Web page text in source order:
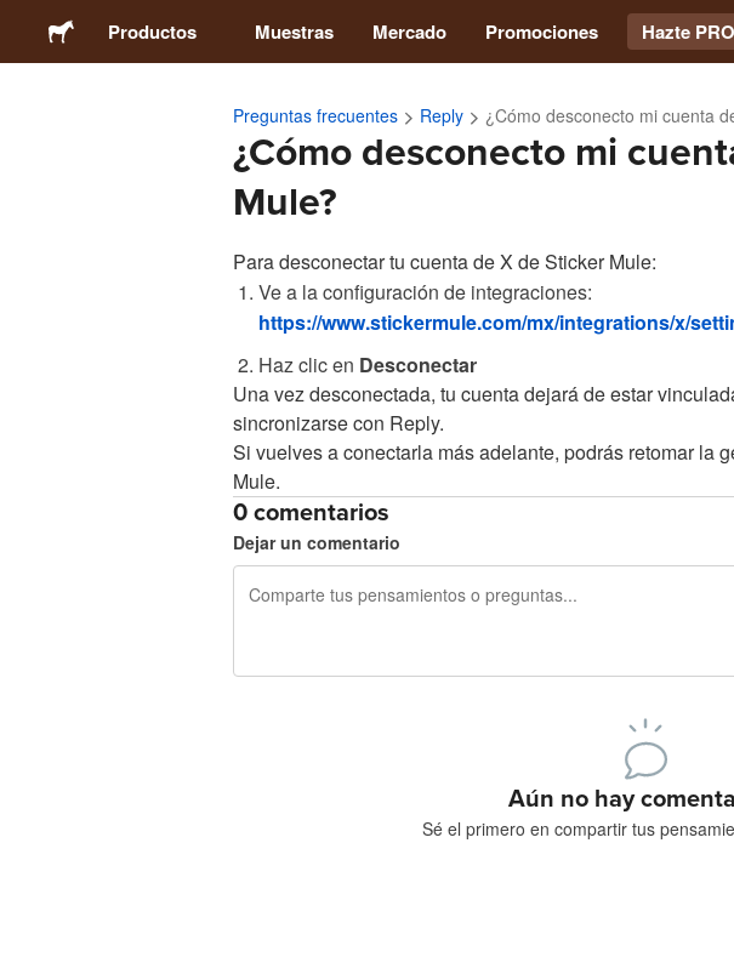
Productos Muestras Mercado Promociones Hazte PRO
Preguntas frecuentes Reply ¿Cómo desconecto mi cuenta
¿Cómo desconecto mi
Mule?
Para desconectar tu cuenta de X de Sticker Mule:
Ve a la configuración de integraciones:
https://www.stickermule.com/mx/integrations/x/
Haz clic en Desconectar
Una vez desconectada, tu cuenta dejará de estar
sincronizarse con Reply.
Si vuelves a conectarla más adelante, podrás retomar la
Mule.
0 comentarios
Dejar un comentario
Regístrate para
Aún no hay
Sé el primero en compartir tus